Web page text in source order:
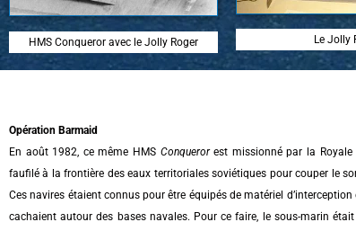
HMS Conqueror avec le Jolly Roger Le Jolly
Opération Barmaid
En août 1982, ce même HMS Conquerorest missionné par la Royale
faufilé à la frontière des eaux territoriales soviétiques pour couper le
Ces navires étaient connus pour être équipés de matériel
cachaient autour des bases navales. Pour ce faire, le sous-marin